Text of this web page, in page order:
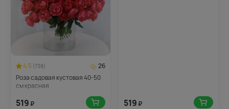
4.5 (738)
26
Роза садовая кустовая 40-50
см красная
519 ₽ 519 ₽